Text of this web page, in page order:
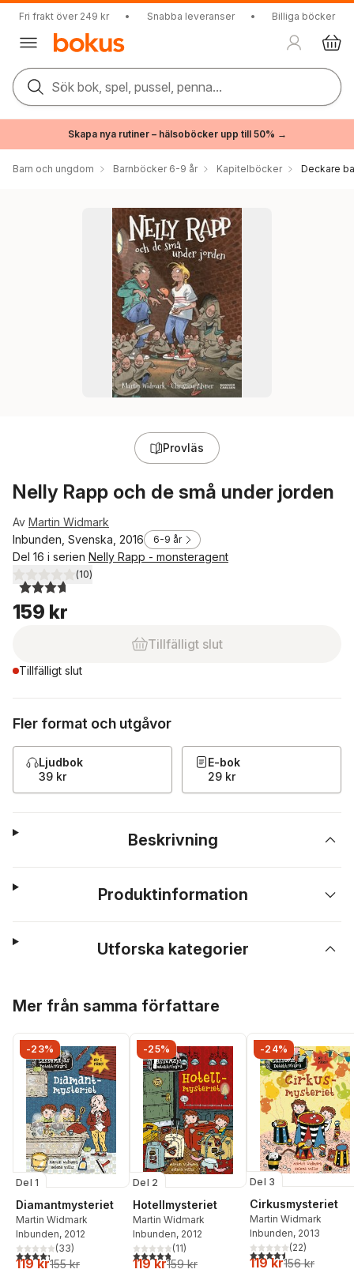
Fri frakt över 249 kr • Snabba leveranser • Billiga böcker
Sök bok, spel, pussel, penna...
Skapa nya rutiner – hälsoböcker upp till 50% →
Barn och ungdom Barnböcker 6-9 år Kapitelböcker Deckare
Provläs
Nelly Rapp och de små under jorden
Av Martin Widmark
Inbunden, Svenska, 2016
6-9 år
Del 16 i serien Nelly Rapp - monsteragent
3,7utav 5 stjärnor. Totalt antal röster:
(10)
159 kr
Tillfälligt slut
Tillfälligt slut
Fler format och utgåvor
Ljudbok
39 kr
E-bok
29 kr
Beskrivning
Produktinformation
Utforska kategorier
Mer från samma författare
-23%
Del 1
Diamantmysteriet
Martin Widmark
Inbunden, 2012
4,3utav 5 stjärnor. Totalt antal röster:
(33)
119 kr155 kr
-25%
Del 2
Hotellmysteriet
Martin Widmark
Inbunden, 2012
4,8utav 5 stjärnor. Totalt antal röster:
(11)
119 kr159 kr
-24%
Del 3
Cirkusmysteriet
Martin Widmark
Inbunden, 2013
4,5utav 5 stjärnor.
(22)
119 kr156 kr